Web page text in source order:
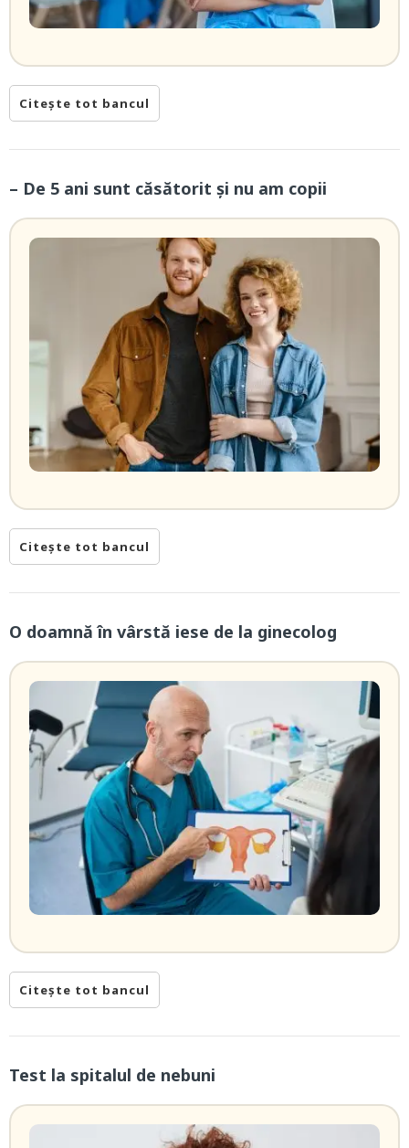
Citește tot bancul
– De 5 ani sunt căsătorit și nu am copii
Citește tot bancul
O doamnă în vârstă iese de la ginecolog
Citește tot bancul
Test la spitalul de nebuni